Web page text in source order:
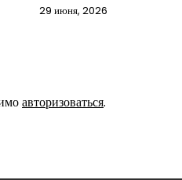
29 июня, 2026
авторизоваться.